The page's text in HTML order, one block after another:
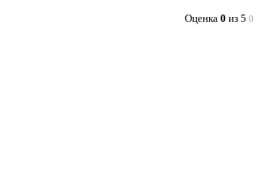
Оценка 0 из 5 0